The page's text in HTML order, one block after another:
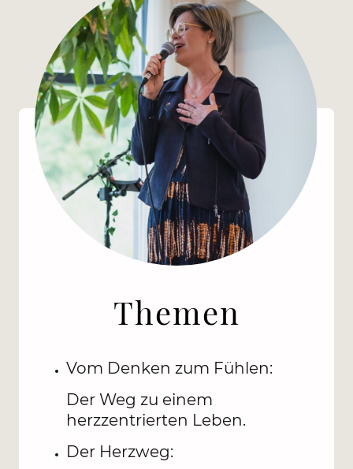
Themen
Vom Denken zum Fühlen:
Der Weg zu einem
herzzentrierten Leben.
Der Herzweg: